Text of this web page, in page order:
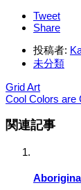
Tweet
Share
投稿者:
未分類
Grid Art
Cool Colors are
関連記事